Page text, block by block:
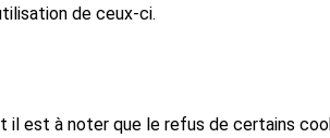
de ceux-ci.
il est à noter que le refus de certains